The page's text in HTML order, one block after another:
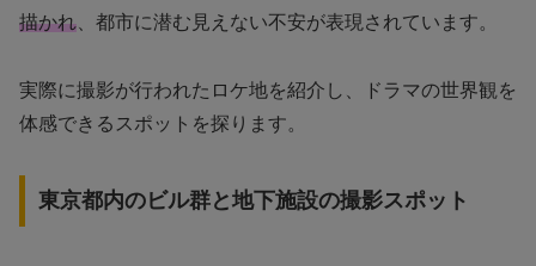
描かれ 、都市に潜む見えない不安が表現されています。
実際に撮影が行われたロケ地を紹介し、ドラマの世界観を
体感できるスポットを探ります。
東京都内のビル群と地下施設の撮影スポット